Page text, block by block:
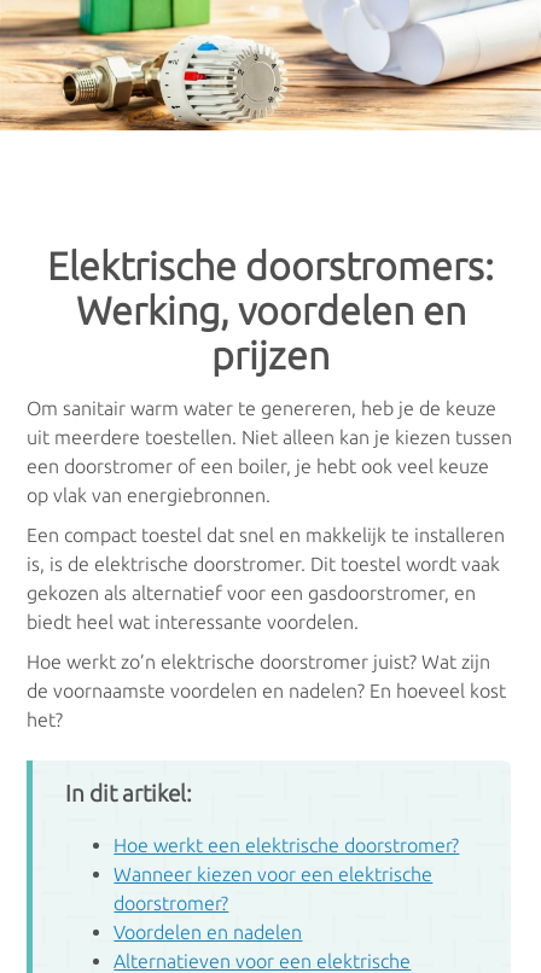
×
Verwarming
Stookolieketels
Combiketels
CV-ketels
Condensatieketels
Gascondensatieketels
Vloerverwarming
Luchtverwarming
×
Gratis offertes: Vergelijk prijzen voor
woningverwarming
De keuze aan verwarmingstoestellen is heel uitgebreid, waardoor
je als consument al snel het overzicht verliest. Geen idee welk
van hen ontvangt, en maak zelf de keuze.
Alle offertes zijn volledig gratis en vrijblijvend.
Elektrische doorstromers:
Werking, voordelen en
prijzen
Om sanitair warm water te genereren, heb je de keuze
uit meerdere toestellen. Niet alleen kan je kiezen tussen
een doorstromer of een boiler, je hebt ook veel keuze
op vlak van energiebronnen.
Een compact toestel dat snel en makkelijk te installeren
is, is de elektrische doorstromer. Dit toestel wordt vaak
gekozen als alternatief voor een gasdoorstromer, en
biedt heel wat interessante voordelen.
Hoe werkt zo’n elektrische doorstromer juist? Wat zijn
de voornaamste voordelen en nadelen? En hoeveel kost
het?
In dit artikel:
Hoe werkt een elektrische doorstromer?
Wanneer kiezen voor een elektrische
doorstromer?
Voordelen en nadelen
Alternatieven voor een elektrische